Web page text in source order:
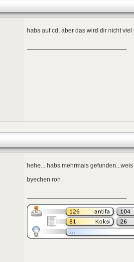
habs auf cd, aber das wird dir nicht viel
hehe... habs mehrmals
byechen ron